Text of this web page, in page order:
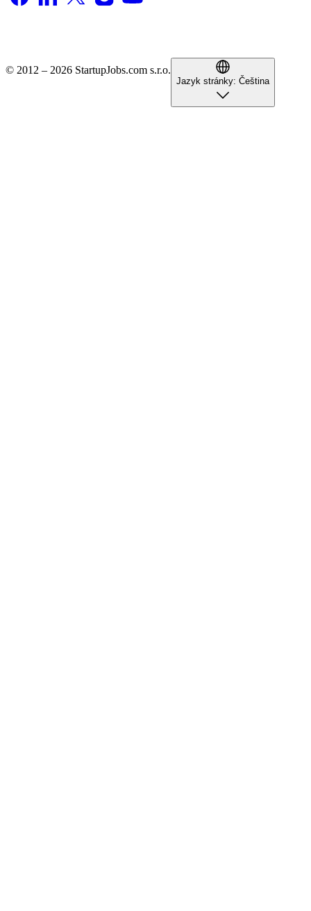
© 2012 – 2026 StartupJobs.com s.r.o.
Jazyk stránky: Čeština